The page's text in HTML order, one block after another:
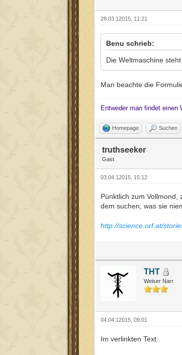
28.03.12015, 11:21
Benu schrieb:
Die Weltmaschine
Man beachte die
Entweder man findet einen
Homepage Suchen
truthseeker
Gast
03.04.12015, 15:12
Pünktlich zum
dem suchen, was sie
http://science.orf.at/
THT
Weiser Narr
04.04.12015, 09:01
Im verlinkten Text: